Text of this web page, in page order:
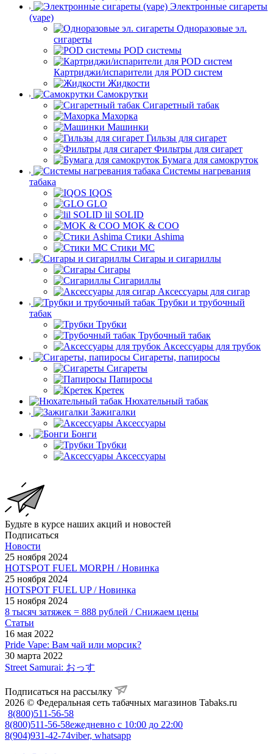
Электронные сигареты
(vape)
Одноразовые эл.
сигареты
POD системы
Картриджи/испарители для POD систем
Жидкости
Самокрутки
Сигаретный табак
Махорка
Машинки
Гильзы для сигарет
Фильтры для сигарет
Бумага для самокруток
Системы нагревания
табака
IQOS
GLO
lil SOLID
MOK & COO
Стики Ashima
Стики MC
Сигары и сигариллы
Сигары
Сигариллы
Аксессуары для сигар
Трубки и трубочный
табак
Трубки
Трубочный табак
Аксессуары для трубок
Сигареты, папиросы
Сигареты
Папиросы
Кретек
Нюхательный табак
Зажигалки
Аксессуары
Бонги
Трубки
Аксессуары
Будьте в курсе наших акций и новостей
Подписаться
Новости
25 ноября 2024
HOTSPOT FUEL MORPH / Новинка
25 ноября 2024
HOTSPOT FUEL UP / Новинка
15 ноября 2024
8 тысяч затяжек = 888 рублей / Снижаем цены
Статьи
16 мая 2022
Pride Vape: Вам чай или морсик?
30 марта 2022
Street Samurai: おっす
Подписаться на рассылку
2026 © Федеральная сеть табачных магазинов Tabaks.ru
8(800)511-56-58
8(800)511-56-58ежедневно с 10:00 до 22:00
8(904)931-42-74viber, whatsapp